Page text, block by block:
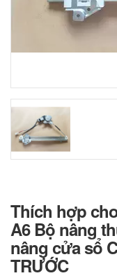
Thích hợp
A6 Bộ nâng
nâng cửa sổ
TRƯỚC